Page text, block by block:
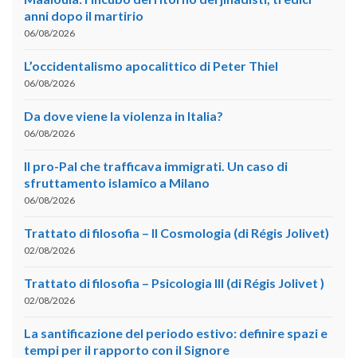
anni dopo il martirio
06/08/2026
L’occidentalismo apocalittico di Peter Thiel
06/08/2026
Da dove viene la violenza in Italia?
06/08/2026
Il pro-Pal che trafficava immigrati. Un caso di
sfruttamento islamico a Milano
06/08/2026
Trattato di filosofia – II Cosmologia (di Régis Jolivet)
02/08/2026
Trattato di filosofia – Psicologia III (di Régis Jolivet )
02/08/2026
La santificazione del periodo estivo: definire spazi e
tempi per il rapporto con il Signore